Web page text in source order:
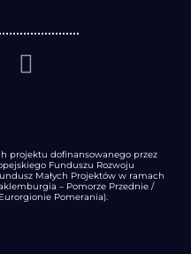
projektu dofinansowanego przez
Funduszu Rozwoju
Małych Projektów w ramach
– Pomorze Przednie /
Pomerania).